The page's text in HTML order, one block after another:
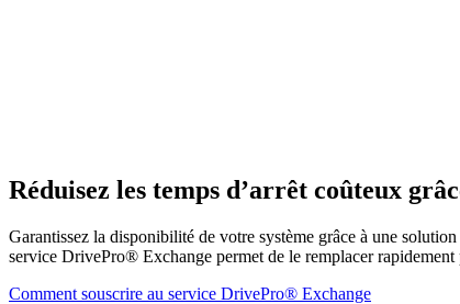
Réduisez les temps d’arrêt coûteux
Garantissez la disponibilité de votre système grâce à une
service DrivePro® Exchange permet de le remplacer
Comment souscrire au service DrivePro® Exchange